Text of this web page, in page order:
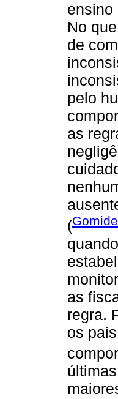
ensino
No
de
pelo
as
(
as
regra.
os